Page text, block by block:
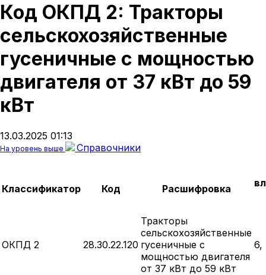
Код ОКПД 2: Тракторы
сельскохозяйственные
гусеничные с мощностью
двигателя от 37 кВт до 59
кВт
13.03.2025 01:13
На уровень выше Справочники
Классификатор Код Расшифровка
ОКПД 2 28.30.22.120
Тракторы
сельскохозяйственные
гусеничные с
мощностью двигателя
от 37 кВт до 59 кВт
6,